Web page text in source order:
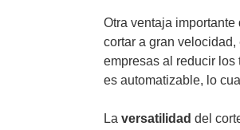
Otra ventaja
cortar a gran
empresas al reducir los
es automatizable, lo
La versatilidad del